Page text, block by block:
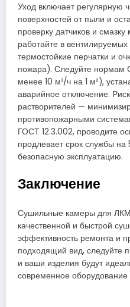
Уход включает регулярную
поверхностей от пыли и
проверку датчиков и
работайте в
термостойкие перчатки и
пожара). Следуйте нормам
менее 10 м³/ч на 1 м²),
аварийное отключение.
растворителей —
противопожарными
ГОСТ 12.3.002, проводите
продлевает срок службы на
безопасную эксплуатацию.
Заключение
Сушильные камеры для
качественной и быстрой
эффективность ремонта и
подходящий вид, следуйте
и ваши изделия будут
современное